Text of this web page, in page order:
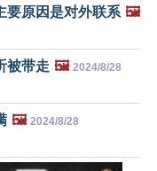
要原因是对外联系 🖼️
被带走 🖼️ 2024/8/28
🖼️ 2024/8/28